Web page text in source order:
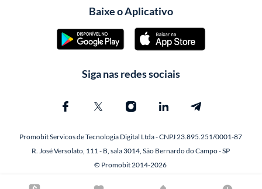
Baixe o Aplicativo
Siga nas redes sociais
Promobit Servicos de Tecnologia Digital Ltda - CNPJ 23.895.251/0001-87
R. José Versolato, 111 - B, sala 3014, São Bernardo do Campo - SP
© Promobit 2014-2026